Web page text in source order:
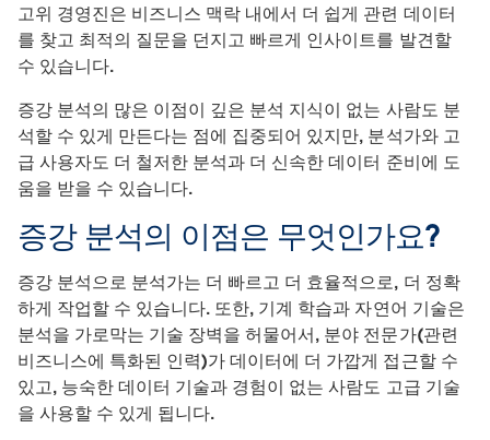
고위 경영진은 비즈니스 맥락 내에서 더 쉽게 관련 데이터
를 찾고 최적의 질문을 던지고 빠르게 인사이트를 발견할
수 있습니다.
증강 분석의 많은 이점이 깊은 분석 지식이 없는 사람도 분
석할 수 있게 만든다는 점에 집중되어 있지만, 분석가와 고
급 사용자도 더 철저한 분석과 더 신속한 데이터 준비에 도
움을 받을 수 있습니다.
증강 분석의 이점은 무엇인가요?
증강 분석으로 분석가는 더 빠르고 더 효율적으로, 더 정확
하게 작업할 수 있습니다. 또한, 기계 학습과 자연어 기술은
분석을 가로막는 기술 장벽을 허물어서, 분야 전문가(관련
비즈니스에 특화된 인력)가 데이터에 더 가깝게 접근할 수
있고, 능숙한 데이터 기술과 경험이 없는 사람도 고급 기술
을 사용할 수 있게 됩니다.